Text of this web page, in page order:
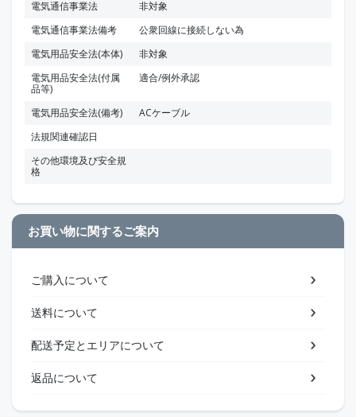
電気通信事業法
非対象
電気通信事業法備考
公衆回線に接続しない為
電気用品安全法(本体)
非対象
電気用品安全法(付属
品等)
適合/例外承認
電気用品安全法(備考)
ACケーブル
法規関連確認日
その他環境及び安全規
格
お買い物に関するご案内
ご購入について
送料について
配送予定とエリアについて
返品について